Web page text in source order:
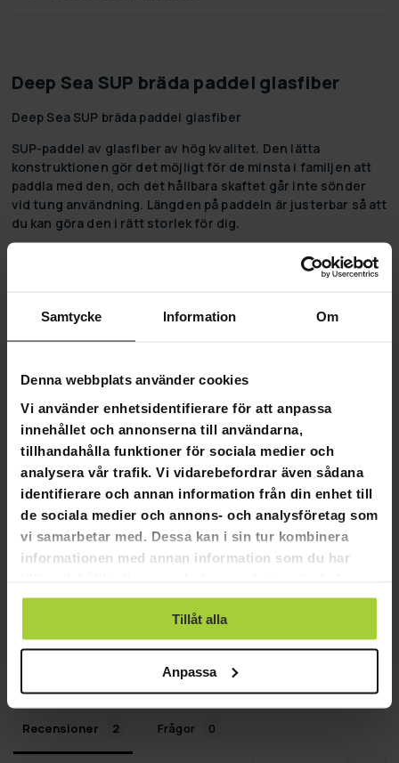
Samtycke Information Om
Denna webbplats använder cookies
Vi använder enhetsidentifierare för att anpassa
innehållet och annonserna till användarna,
tillhandahålla funktioner för sociala medier och
analysera vår trafik. Vi vidarebefordrar även sådana
identifierare och annan information från din enhet till
de sociala medier och annons- och analysföretag som
vi samarbetar med. Dessa kan i sin tur kombinera
informationen med annan information som du har
använt deras tjänster.
Tillåt alla
Anpassa
Deep Sea SUP bräda paddel glasfiber
Deep Sea SUP bräda paddel glasfiber
SUP-paddel av glasfiber av hög kvalitet. Den lätta
konstruktionen gör det möjligt för de minsta i familjen att
paddla med den, och det hållbara skaftet går inte sönder
vid tung användning. Längden på paddeln är justerbar så att
du kan göra den i rätt storlek för dig.
Längd: justerbar, 180-220 cm
Paddel av hög kvalitet!
5,0 Baserat på 2 recensioner
2
0
0
0
SKRIV EN RECENSION
STÄLL EN FRÅGA
Recensioner Frågor